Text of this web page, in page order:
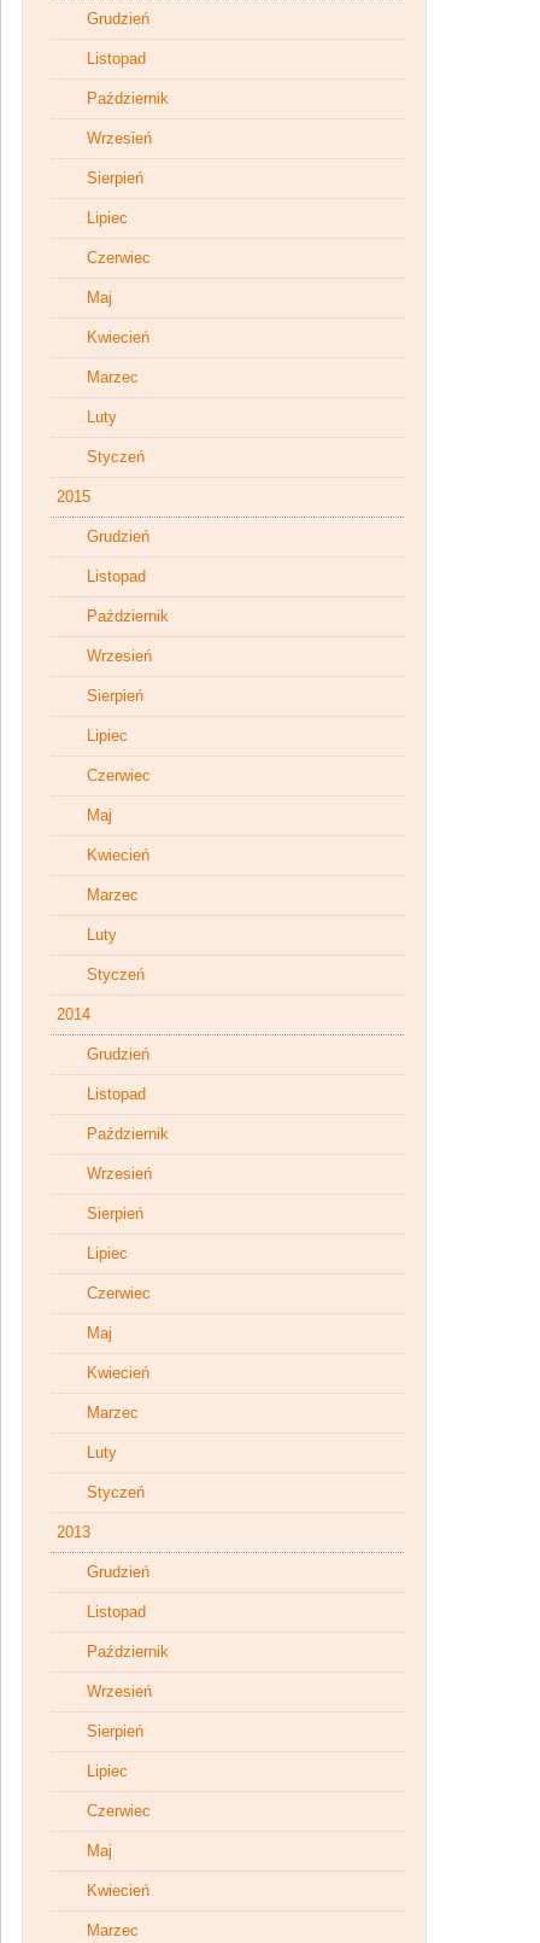
Grudzień
Listopad
Październik
Wrzesień
Sierpień
Lipiec
Czerwiec
Maj
Kwiecień
Marzec
Luty
Styczeń
2015
Grudzień
Listopad
Październik
Wrzesień
Sierpień
Lipiec
Czerwiec
Maj
Kwiecień
Marzec
Luty
Styczeń
2014
Grudzień
Listopad
Październik
Wrzesień
Sierpień
Lipiec
Czerwiec
Maj
Kwiecień
Marzec
Luty
Styczeń
2013
Grudzień
Listopad
Październik
Wrzesień
Sierpień
Lipiec
Czerwiec
Maj
Kwiecień
Marzec